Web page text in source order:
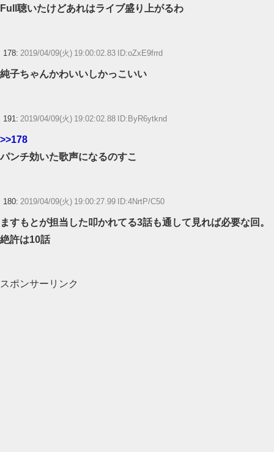
Full聴いたけどあれはライブ盛り上がるわ
178: 2019/04/09(火) 19:00:02.83 ID:oZxE9frrd
純子ちゃんかわいいしかっこいい
191: 2019/04/09(火) 19:02:02.88 ID:ByR6ytknd
>>178
パンチ効いた歌声になるのすこ
180: 2019/04/09(火) 19:00:27.99 ID:4NrtP/C50
ますもとが担当した叩かれてる3話も通して見れば必要な回。
絶許は10話
スポンサーリンク